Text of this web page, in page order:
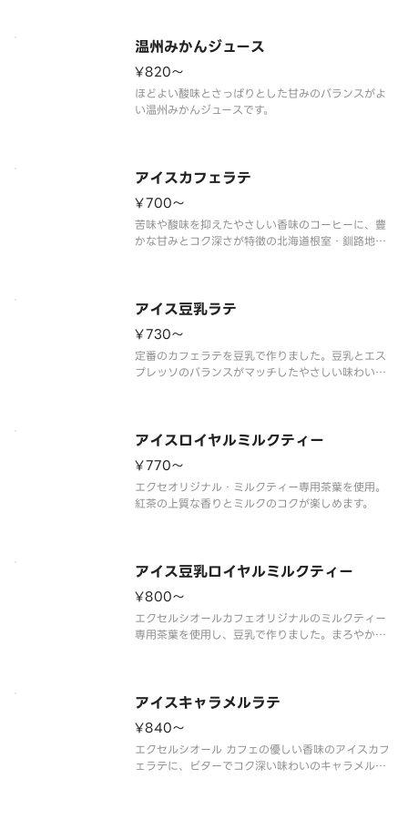
温州みかんジュース
¥820〜
ほどよい酸味とさっぱりとした甘みのバランスがよ
アイスカフェラテ
¥700〜
苦味や酸味を抑えたやさしい香味のコーヒーに、豊
かな甘みとコク深さが特徴の北海道根室・釧路地区
アイス豆乳ラテ
¥730〜
定番のカフェラテを豆乳で作りました。豆乳とエス
プレッソのバランスがマッチしたやさしい味わいの
アイスロイヤルミルクティー
¥770〜
エクセオリジナル・ミルクティー専用茶葉を使用。
紅茶の上質な香りとミルクのコクが楽しめます。
アイス豆乳ロイヤルミルクティー
¥800〜
エクセルシオールカフェオリジナルのミルクティー
専用茶葉を使用し、豆乳で作りました。まろやかな
アイスキャラメルラテ
¥840〜
エクセルシオール カフェの優しい香味のアイスカフ
ェラテに、ビターでコク深い味わいのキャラメルソ